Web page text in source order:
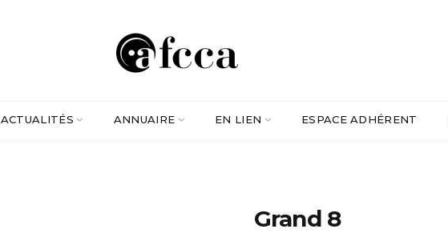
ACTUALITÉS ANNUAIRE EN LIEN ESPACE ADHÉRENT
Grand 8